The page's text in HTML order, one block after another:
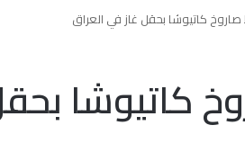
كاتيوشا بحقل غاز في العراق
كاتيوشا